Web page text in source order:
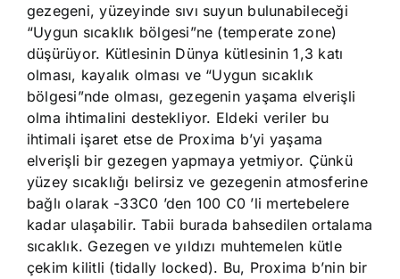
gezegeni, yüzeyinde sıvı suyun bulunabileceği
“Uygun sıcaklık bölgesi”ne (temperate zone)
düşürüyor. Kütlesinin Dünya kütlesinin 1,3 katı
olması, kayalık olması ve “Uygun sıcaklık
bölgesi”nde olması, gezegenin yaşama elverişli
olma ihtimalini destekliyor. Eldeki veriler bu
ihtimali işaret etse de Proxima b’yi yaşama
elverişli bir gezegen yapmaya yetmiyor. Çünkü
yüzey sıcaklığı belirsiz ve gezegenin atmosferine
bağlı olarak -33C0 ’den 100 C0 ’li mertebelere
kadar ulaşabilir. Tabii burada bahsedilen ortalama
sıcaklık. Gezegen ve yıldızı muhtemelen kütle
çekim kilitli (tidally locked). Bu, Proxima b’nin bir